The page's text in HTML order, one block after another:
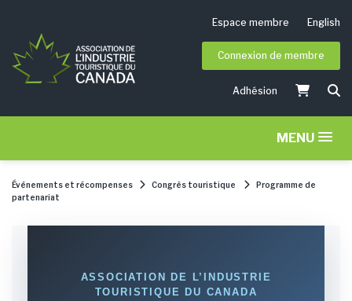
Espace membre English
Connexion de membre
Adhésion
MENU
Événements et récompenses Congrès touristique
Programme de
partenariat
ASSOCIATION DE L’INDUSTRIE
TOURISTIQUE DU CANADA